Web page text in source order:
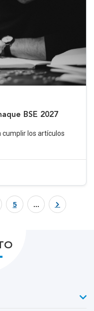
BSE 2027
cumplir los artículos
5 ...